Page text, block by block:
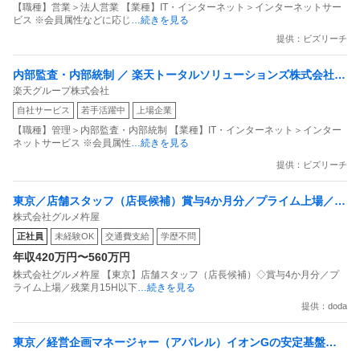
【職種】営業＞法人営業 【業種】IT・インターネット＞インターネットサー
ビス ※会員属性などに応じ
…続きを見る
提供：ビズリーチ
内部監査・内部統制 ／ 楽天トータルソリューションズ株式会社
戦略事業コンプライアンス支援部 業務統制支援課：ショップコン
プライアンス推進担当（SBCSD）
楽天グループ株式会社
自社サービス 若手活躍中 上場企業
【職種】管理＞内部監査・内部統制 【業種】IT・インターネット＞インター
ネットサービス ※会員属性 …続きを見る
提供：ビズリーチ
東京／店舗スタッフ（店長候補）賞与4か月分／プライム上場／残
業月15H以下／新店オープン多数
株式会社グルメ杵屋
正社員 未経験OK 交通費支給 学歴不問
年収420万円〜560万円
株式会社グルメ杵屋 【東京】店舗スタッフ（店長候補）◇賞与4か月分／プ
ライム上場／残業月15H以下 …続きを見る
提供：doda
東京／経営企画マネージャー（アパレル）イオンGの安定基盤／